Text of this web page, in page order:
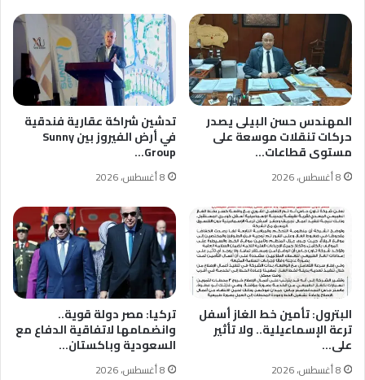
المهندس حسن البيلى يصدر
حركات تنقلات موسعة على
مستوى قطاعات…
8 أغسطس، 2026
تدشين شراكة عقارية فندقية
في أرض الفيروز بين Sunny
Group…
8 أغسطس، 2026
البترول: تأمين خط الغاز أسفل
ترعة الإسماعيلية.. ولا تأثير
على…
8 أغسطس، 2026
تركيا: مصر دولة قوية..
وانضمامها لاتفاقية الدفاع مع
السعودية وباكستان…
8 أغسطس، 2026